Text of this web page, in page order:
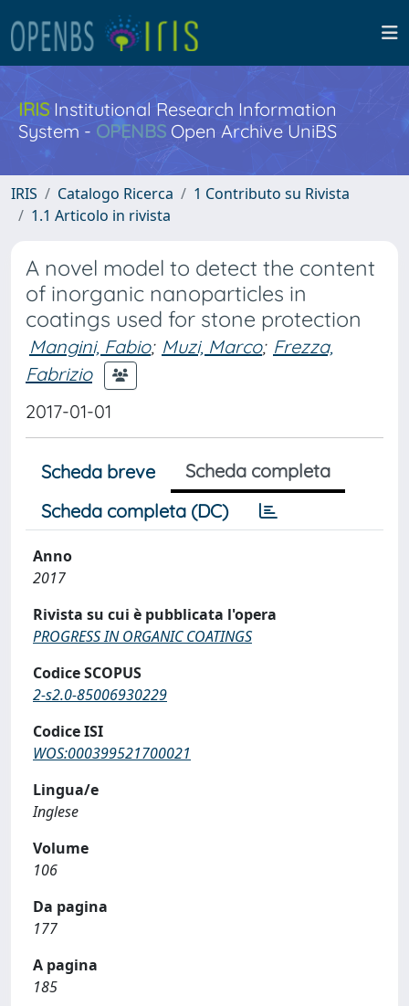
IRISInstitutional Research Information
System - OPENBS Open Archive UniBS
IRIS Catalogo Ricerca
1 Contributo su Rivista
1.1 Articolo in rivista
A novel model to detect the content
of inorganic nanoparticles in
coatings used for stone protection
Mangini, Fabio; Muzi, Marco; Frezza,
Fabrizio
2017-01-01
Scheda breve
Scheda completa
Scheda completa (DC)
Anno
2017
Rivista su cui è pubblicata l'opera
PROGRESS IN ORGANIC COATINGS
Codice SCOPUS
2-s2.0-85006930229
Codice ISI
WOS:000399521700021
Lingua/e
Inglese
Volume
106
Da pagina
177
A pagina
185